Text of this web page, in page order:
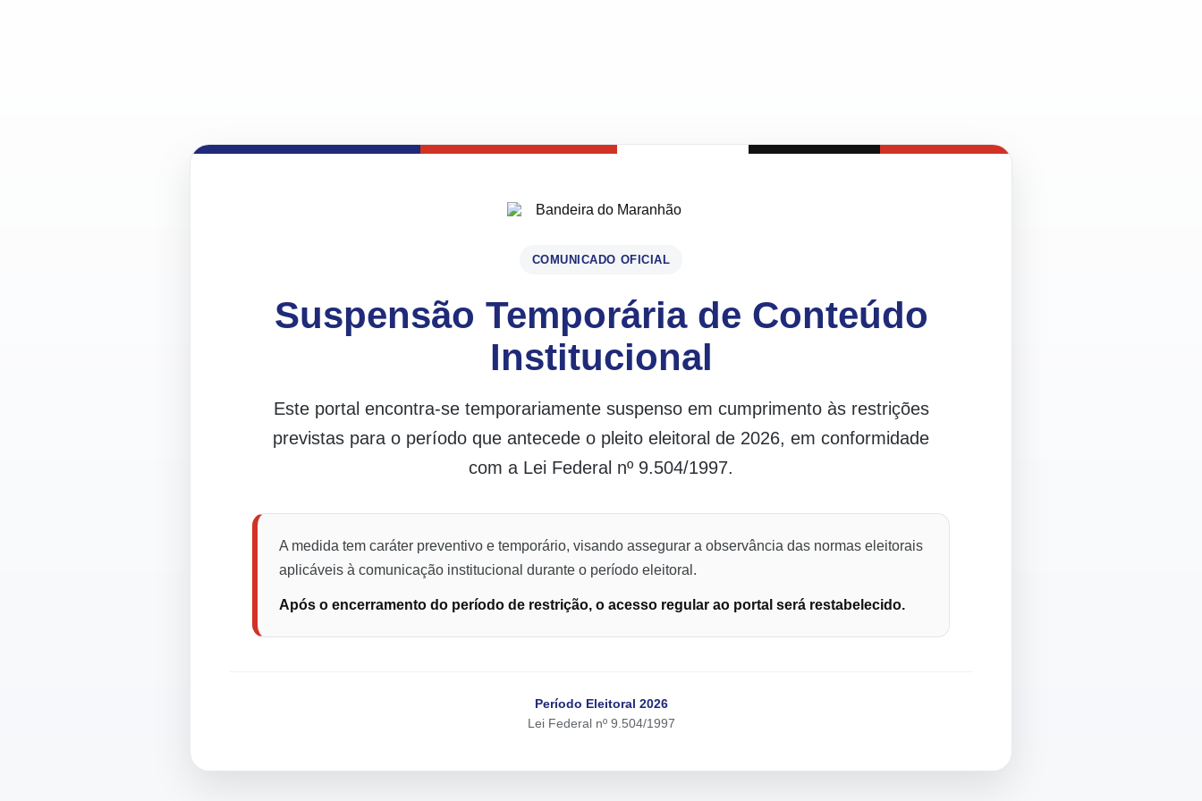
COMUNICADO OFICIAL
Suspensão Temporária de Conteúdo
Institucional
Este portal encontra-se temporariamente suspenso em cumprimento às restrições
previstas para o período que antecede o pleito eleitoral de 2026, em conformidade
com a Lei Federal nº 9.504/1997.
A medida tem caráter preventivo e temporário, visando assegurar a observância das normas eleitorais
aplicáveis à comunicação institucional durante o período eleitoral.
Após o encerramento do período de restrição, o acesso regular ao portal será restabelecido.
Período Eleitoral 2026
Lei Federal nº 9.504/1997